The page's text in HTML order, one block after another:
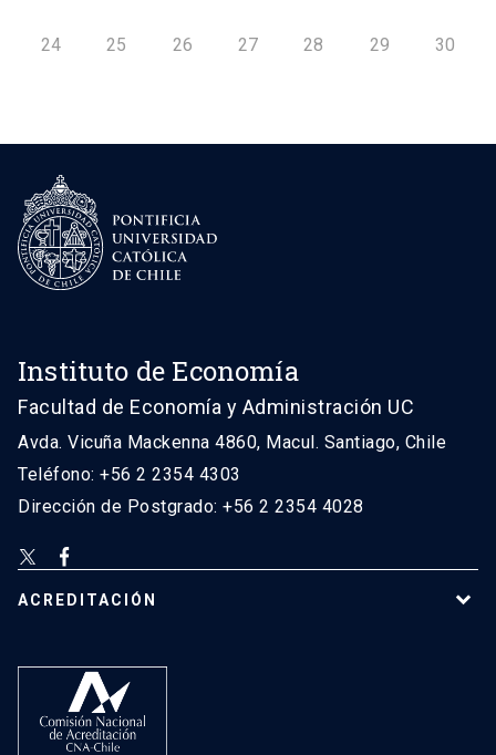
24 25 26 27 28 29 30
Instituto de Economía
Facultad de Economía y Administración UC
Avda. Vicuña Mackenna 4860, Macul. Santiago, Chile
Teléfono: +56 2 2354 4303
Dirección de Postgrado: +56 2 2354 4028
ACREDITACIÓN